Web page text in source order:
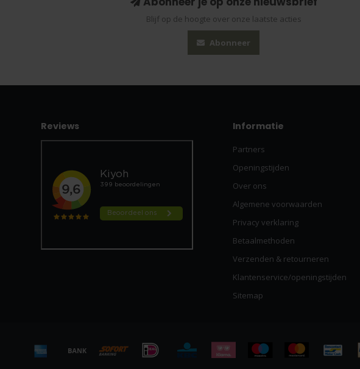
Blijf op de hoogte over onze laatste acties
Abonneer
Reviews Informatie
Partners
Openingstijden
Over ons
Algemene voorwaarden
Privacy verklaring
Betaalmethoden
Verzenden & retourneren
Klantenservice/openingstijden
Sitemap